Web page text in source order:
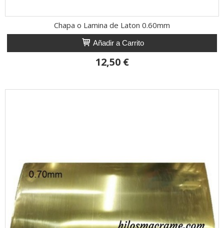
Chapa o Lamina de Laton 0.60mm
Añadir a Carrito
12,50 €